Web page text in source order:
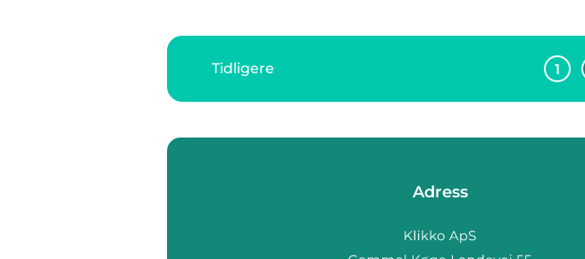
Tidligere 1
Adress